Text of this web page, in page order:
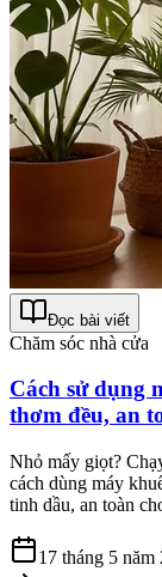
Đọc bài viết
Chăm sóc nhà cửa
Cách sử dụng
thơm đều, an
Nhỏ mấy giọt?
cách dùng máy
tinh dầu, an toàn
17 tháng 5 năm